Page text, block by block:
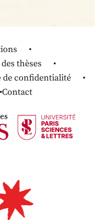
thèses
de confidentialité
Contact